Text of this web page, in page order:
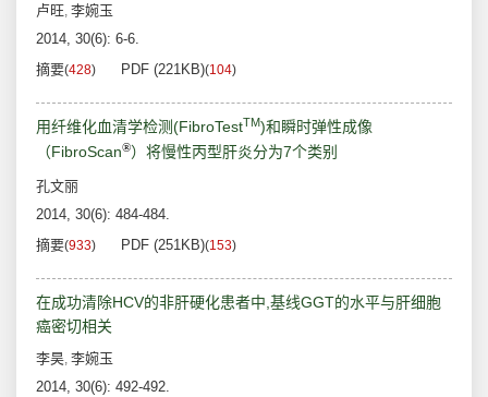
卢旺, 李婉玉
2014, 30(6): 6-6.
摘要(428) PDF (221KB)(104)
用纤维化血清学检测(FibroTestTM)和瞬时弹性成像
（FibroScan®）将慢性丙型肝炎分为7个类别
孔文丽
2014, 30(6): 484-484.
摘要(933) PDF (251KB)(153)
在成功清除HCV的非肝硬化患者中,基线GGT的水平与肝细胞
癌密切相关
李昊, 李婉玉
2014, 30(6): 492-492.